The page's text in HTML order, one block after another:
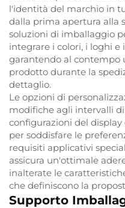
l'identità del marchio in
dalla prima apertura alla
soluzioni di imballaggio
integrare i colori, i loghi
garantendo al contempo
prodotto durante la
dettaglio.
Le opzioni di
modifiche agli intervalli
configurazioni del
per soddisfare le
requisiti applicativi
assicura un'ottimale
inalterate le
che definiscono la
Supporto